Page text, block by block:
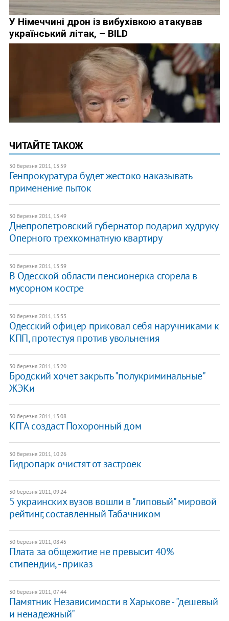
ЧИТАЙТЕ ТАКОЖ
30 березня 2011, 13:59
Генпрокуратура будет жестоко наказывать
применение пыток
30 березня 2011, 13:49
Днепропетровский губернатор подарил худруку
Оперного трехкомнатную квартиру
30 березня 2011, 13:39
В Одесской области пенсионерка сгорела в
мусорном костре
30 березня 2011, 13:33
Одесский офицер приковал себя наручниками к
КПП, протестуя против увольнения
30 березня 2011, 13:20
Бродский хочет закрыть "полукриминальные"
ЖЭКи
30 березня 2011, 13:08
КГГА создаст Похоронный дом
30 березня 2011, 10:26
Гидропарк очистят от застроек
30 березня 2011, 09:24
5 украинских вузов вошли в "липовый" мировой
рейтинг, составленный Табачником
30 березня 2011, 08:45
Плата за общежитие не превысит 40%
стипендии, - приказ
30 березня 2011, 07:44
Памятник Независимости в Харькове - "дешевый
и ненадежный"